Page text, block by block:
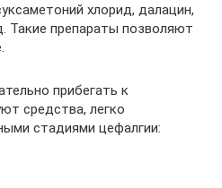
хлорид, далацин,
Такие препараты позволяют
прибегать к
средства, легко
стадиями цефалгии: